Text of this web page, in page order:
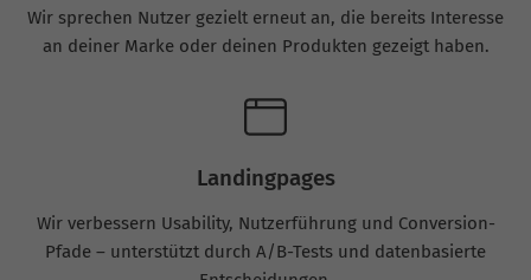
Wir sprechen Nutzer gezielt erneut an, die bereits Interesse
an deiner Marke oder deinen Produkten gezeigt haben.
Landingpages
Wir verbessern Usability, Nutzerführung und Conversion-
Pfade – unterstützt durch A/B-Tests und datenbasierte